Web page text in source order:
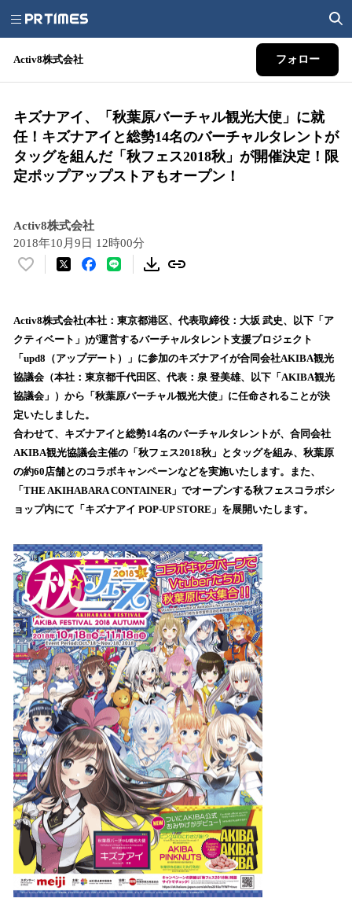
Activ8株式会社 フォロー
キズナアイ、「秋葉原バーチャル観光大使」に就
任！キズナアイと総勢14名のバーチャルタレントが
タッグを組んだ「秋フェス2018秋」が開催決定！限
定ポップアップストアもオープン！
Activ8株式会社
2018年10月9日 12時00分
い
！
数
を
読
み
込
み
中
で
す
Activ8株式会社(本社：東京都港区、代表取締役：大坂 武史、以下「ア
クティベート」)が運営するバーチャルタレント支援プロジェクト
「upd8（アップデート）」に参加のキズナアイが合同会社AKIBA観光
協議会（本社：東京都千代田区、代表：泉 登美雄、以下「AKIBA観光
協議会」）から「秋葉原バーチャル観光大使」に任命されることが決
定いたしました。
合わせて、キズナアイと総勢14名のバーチャルタレントが、合同会社
AKIBA観光協議会主催の「秋フェス2018秋」とタッグを組み、秋葉原
の約60店舗とのコラボキャンペーンなどを実施いたします。また、
「THE AKIHABARA CONTAINER」でオープンする秋フェスコラボシ
ョップ内にて「キズナアイ POP-UP STORE」を展開いたします。